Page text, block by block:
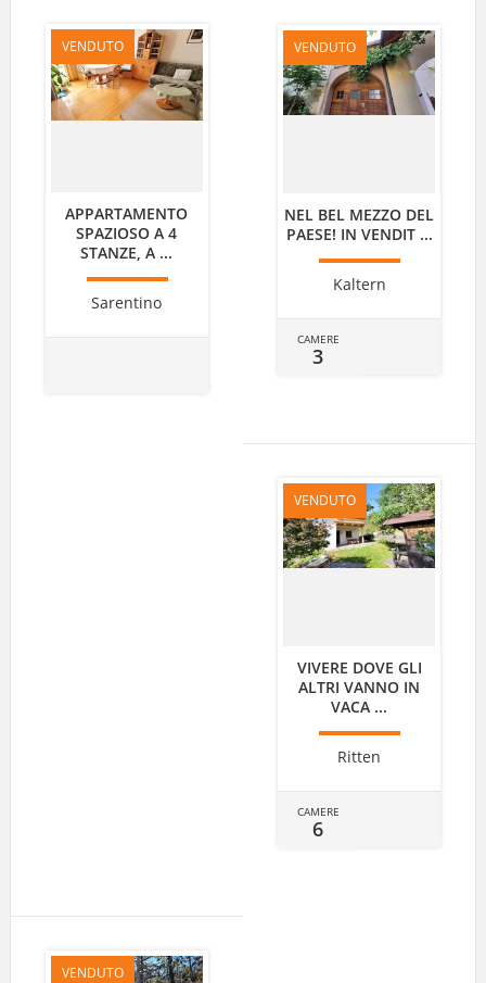
VENDUTO
APPARTAMENTO
SPAZIOSO A 4
STANZE, A ...
Sarentino
VENDUTO
NEL BEL MEZZO DEL
PAESE! IN VENDIT ...
Kaltern
CAMERE
3
VENDUTO
VIVERE DOVE GLI
ALTRI VANNO IN
VACA ...
Ritten
CAMERE
6
VENDUTO